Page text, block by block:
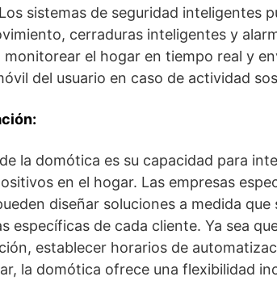
sistemas de seguridad inteligentes
cerraduras inteligentes y
monitorear el hogar en tiempo real y
del usuario en caso de actividad
la domótica es su capacidad para
en el hogar. Las empresas
diseñar soluciones a medida que
específicas de cada cliente. Ya sea
establecer horarios de
la domótica ofrece una flexibilidad